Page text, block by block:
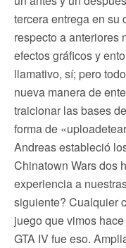
tercera entrega en
respecto a anteriores
efectos gráficos y
llamativo, sí; pero
nueva manera de
traicionar las bases
forma de
Andreas estableció
Chinatown Wars dos
experiencia a
siguiente? Cualquier
juego que vimos
GTA IV fue eso.